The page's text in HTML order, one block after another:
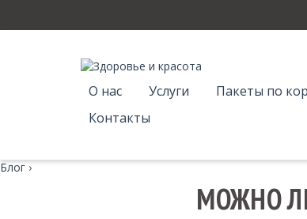
О нас Услуги Пакеты по
Контакты
Блог ›
МОЖНО